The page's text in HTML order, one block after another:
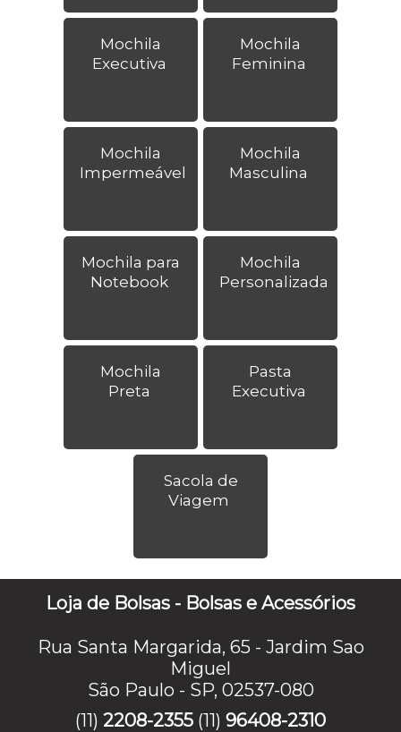
Mochila
Executiva
Mochila
Feminina
Mochila
Impermeável
Mochila
Masculina
Mochila para
Notebook
Mochila
Personalizada
Mochila
Preta
Pasta
Executiva
Sacola de
Viagem
Loja de Bolsas - Bolsas e Acessórios
Rua Santa Margarida, 65 - Jardim Sao
Miguel
São Paulo - SP, 02537-080
(11) 2208-2355 (11) 96408-2310